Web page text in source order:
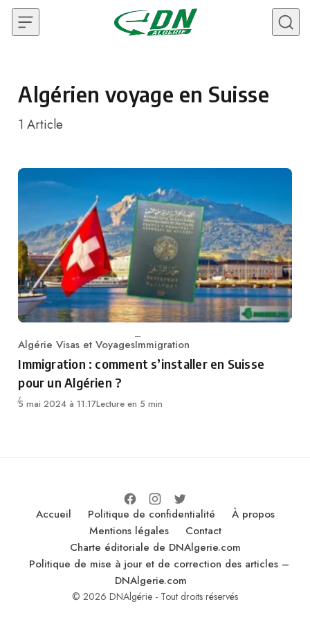
Skip to content
Algérien voyage en Suisse
1 Article
Category
Algérie Visas et VoyagesImmigration
Immigration : comment s’installer en Suisse
pour un Algérien ?
5 mai 2024 à 11:17Lecture en 5 min
Accueil Politique de confidentialité
À propos
Mentions légales
Contact
Charte éditoriale de DNAlgerie.com
Politique de mise à jour et de correction des articles –
DNAlgerie.com
© 2026 DNAlgérie - Tout droits réservés